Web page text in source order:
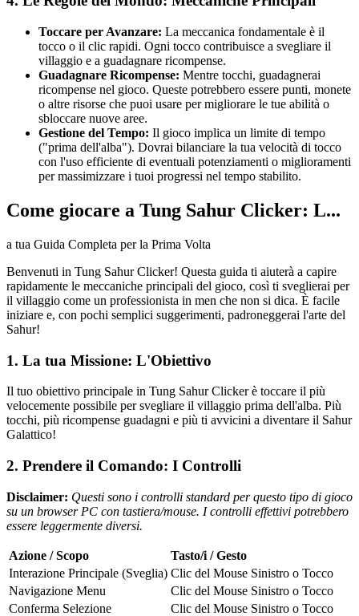
Toccare per Avanzare: La meccanica fondamentale è il
tocco o il clic rapidi. Ogni tocco contribuisce a svegliare il
villaggio e a guadagnare ricompense.
Guadagnare Ricompense: Mentre tocchi, guadagnerai
ricompense nel gioco. Queste potrebbero essere punti, monete
o altre risorse che puoi usare per migliorare le tue abilità o
sbloccare nuove aree.
Gestione del Tempo: Il gioco implica un limite di tempo
("prima dell'alba"). Dovrai bilanciare la tua velocità di tocco
con l'uso efficiente di eventuali potenziamenti o miglioramenti
per massimizzare i tuoi progressi nel tempo stabilito.
Come giocare a Tung Sahur Clicker: L...
a tua Guida Completa per la Prima Volta
Benvenuti in Tung Sahur Clicker! Questa guida ti aiuterà a capire
rapidamente le meccaniche principali del gioco, così ti sveglierai per
il villaggio come un professionista in men che non si dica. È facile
iniziare e, con pochi semplici suggerimenti, padroneggerai l'arte del
Sahur!
1. La tua Missione: L'Obiettivo
Il tuo obiettivo principale in Tung Sahur Clicker è toccare il più
velocemente possibile per svegliare il villaggio prima dell'alba. Più
tocchi, più ricompense guadagni e più ti avvicini a diventare il Sahur
Galattico!
2. Prendere il Comando: I Controlli
Disclaimer: Questi sono i controlli standard per questo tipo di gioco
su un browser PC con tastiera/mouse. I controlli effettivi potrebbero
essere leggermente diversi.
Azione / Scopo
Tasto/i / Gesto
Interazione Principale (Sveglia) Clic del Mouse Sinistro o Tocco
Navigazione Menu
Clic del Mouse Sinistro o Tocco
Conferma Selezione
Clic del Mouse Sinistro o Tocco